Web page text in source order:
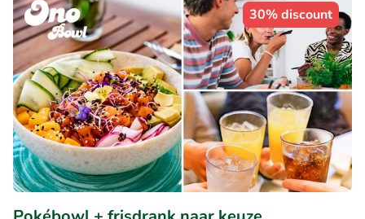
30% discount